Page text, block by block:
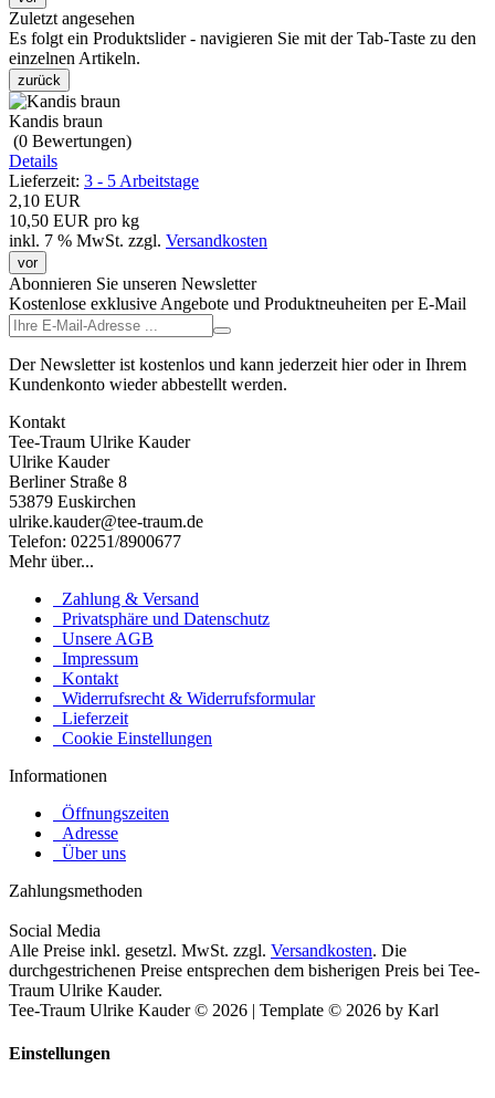
Zuletzt angesehen
Es folgt ein Produktslider - navigieren Sie mit der Tab-Taste zu den
einzelnen Artikeln.
zurück
Kandis braun
(0 Bewertungen)
Details
Lieferzeit: 3 - 5 Arbeitstage
2,10 EUR
10,50 EUR pro kg
inkl. 7 % MwSt. zzgl. Versandkosten
vor
Abonnieren Sie unseren Newsletter
Kostenlose exklusive Angebote und Produktneuheiten per E-Mail
Der Newsletter ist kostenlos und kann jederzeit hier oder in Ihrem
Kundenkonto wieder abbestellt werden.
Kontakt
Tee-Traum Ulrike Kauder
Ulrike Kauder
Berliner Straße 8
53879 Euskirchen
ulrike.kauder@tee-traum.de
Telefon: 02251/8900677
Mehr über...
Zahlung & Versand
Privatsphäre und Datenschutz
Unsere AGB
Impressum
Kontakt
Widerrufsrecht & Widerrufsformular
Lieferzeit
Cookie Einstellungen
Informationen
Öffnungszeiten
Adresse
Über uns
Zahlungsmethoden
Social Media
Alle Preise inkl. gesetzl. MwSt. zzgl. Versandkosten. Die
durchgestrichenen Preise entsprechen dem bisherigen Preis bei Tee-
Traum Ulrike Kauder.
Tee-Traum Ulrike Kauder © 2026 | Template © 2026 by Karl
Einstellungen